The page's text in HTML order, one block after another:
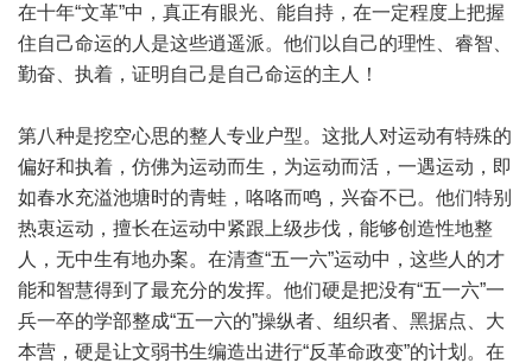
在十年“文革”中，真正有眼光、能自持，在一定程度上把握
住自己命运的人是这些逍遥派。他们以自己的理性、睿智、
勤奋、执着，证明自己是自己命运的主人！
第八种是挖空心思的整人专业户型。这批人对运动有特殊的
偏好和执着，仿佛为运动而生，为运动而活，一遇运动，即
如春水充溢池塘时的青蛙，咯咯而鸣，兴奋不已。他们特别
热衷运动，擅长在运动中紧跟上级步伐，能够创造性地整
人，无中生有地办案。在清查“五一六”运动中，这些人的才
能和智慧得到了最充分的发挥。他们硬是把没有“五一六”一
兵一卒的学部整成“五一六的”操纵者、组织者、黑据点、大
本营，硬是让文弱书生编造出进行“反革命政变”的计划。在